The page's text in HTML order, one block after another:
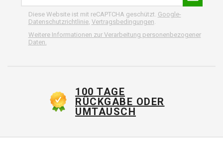
Diese Website ist mit reCAPTCHA geschützt. Google-
Datenschutzrichtlinie, Vertragsbedingungen
Weitere Informationen zur Verarbeitung personenbezogener
Daten.
100 TAGE
RÜCKGABE ODER
UMTAUSCH